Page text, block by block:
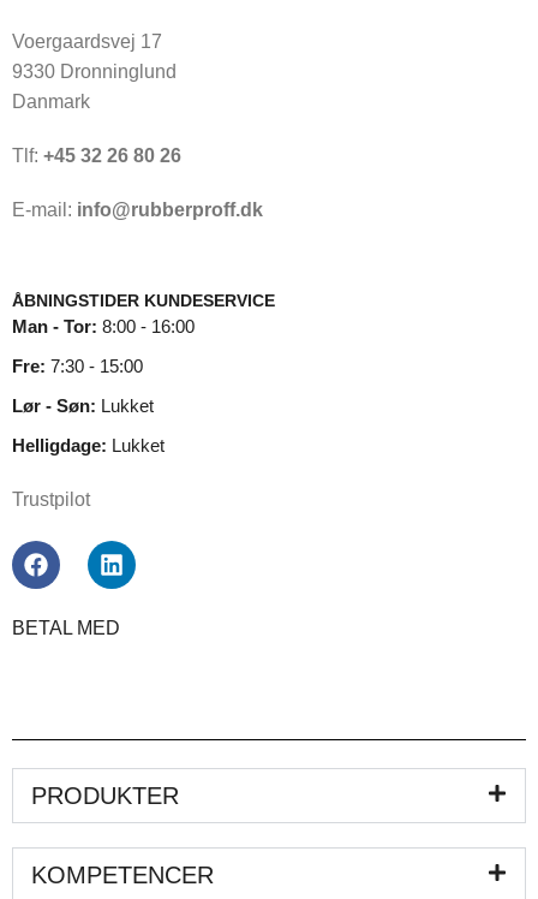
Voergaardsvej 17
9330 Dronninglund
Danmark
Tlf: +45 32 26 80 26
E-mail: info@rubberproff.dk
ÅBNINGSTIDER KUNDESERVICE
Man - Tor: 8:00 - 16:00
Fre: 7:30 - 15:00
Lør - Søn: Lukket
Helligdage: Lukket
Trustpilot
BETAL MED
PRODUKTER
KOMPETENCER